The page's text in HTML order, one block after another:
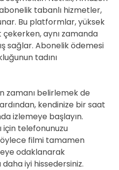
tabanlı hizmetler,
Bu platformlar, yüksek
aynı zamanda
sağlar. Abonelik ödemesi
tadını
zamanı belirlemek de
kendinize bir saat
izlemeye başlayın.
için telefonunuzu
filmi tamamen
odaklanarak
iyi hissedersiniz.